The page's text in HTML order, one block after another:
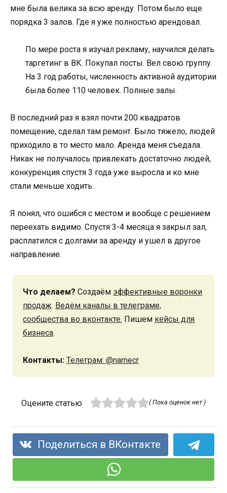
мне была велика за всю аренду. Потом было еще
порядка 3 залов. Где я уже полностью арендовал.
По мере роста я изучал рекламу, научился делать
таргетинг в ВК. Покупал посты. Вел свою группу.
На 3 год работы, численность активной аудитории
была более 110 человек. Полные залы.
В последний раз я взял почти 200 квадратов
помещение, сделал там ремонт. Было тяжело, людей
приходило в то место мало. Аренда меня съедала.
Никак не получалось привлекать достаточно людей,
конкуренция спустя 3 года уже выросла и ко мне
стали меньше ходить.
Я понял, что ошибся с местом и вообще с решением
переехать видимо. Спустя 3-4 месяца я закрыл зал,
расплатился с долгами за аренду и ушел в другое
направление.
Что делаем? Создаём эффективные воронки
продаж. Ведём каналы в телеграме,
сообщества во вконтакте. Пишем кейсы для
бизнеса.
Контакты: Телеграм: @namecr
Оцените статью ( Пока оценок нет )
Поделиться в ВКонтакте